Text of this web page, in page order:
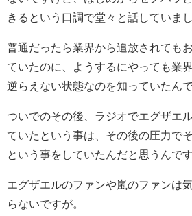
きるという口調で堂々と話していまし
普通だったら業界から追放されても
ていたのに、ようするにやっても業
逆らえない状態なのを知っていたんで
ついでのその後、ラジオでエグザエ
ていたという事は、その後の圧力で
という事をしていたんだと思うんです
エグザエルのファンや嵐のファンは
らないですが。